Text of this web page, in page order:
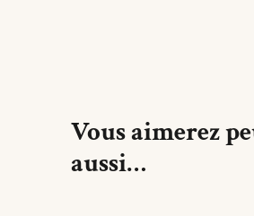
Vous aimerez
aussi…